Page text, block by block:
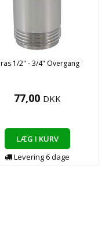
1/2" - 3/4" Overgang
77,00 DKK
LÆG I KURV
Levering6dage